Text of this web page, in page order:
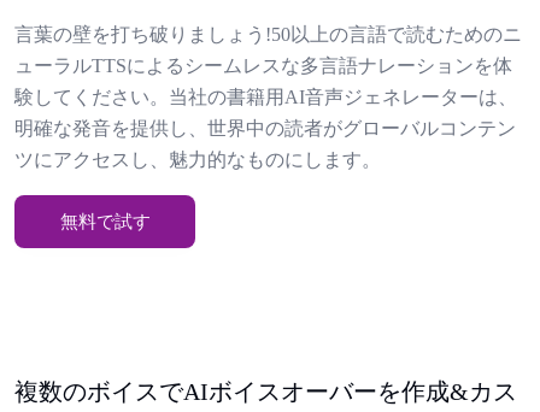
言葉の壁を打ち破りましょう!50以上の言語で読むためのニ
ューラルTTSによるシームレスな多言語ナレーションを体
験してください。当社の書籍用AI音声ジェネレーターは、
明確な発音を提供し、世界中の読者がグローバルコンテン
ツにアクセスし、魅力的なものにします。
無料で試す
複数のボイスでAIボイスオーバーを作成&カス